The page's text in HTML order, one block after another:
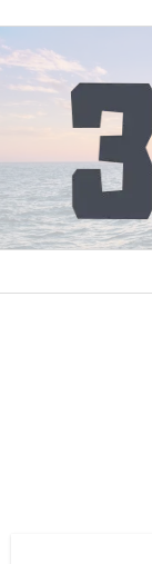
al
contenido